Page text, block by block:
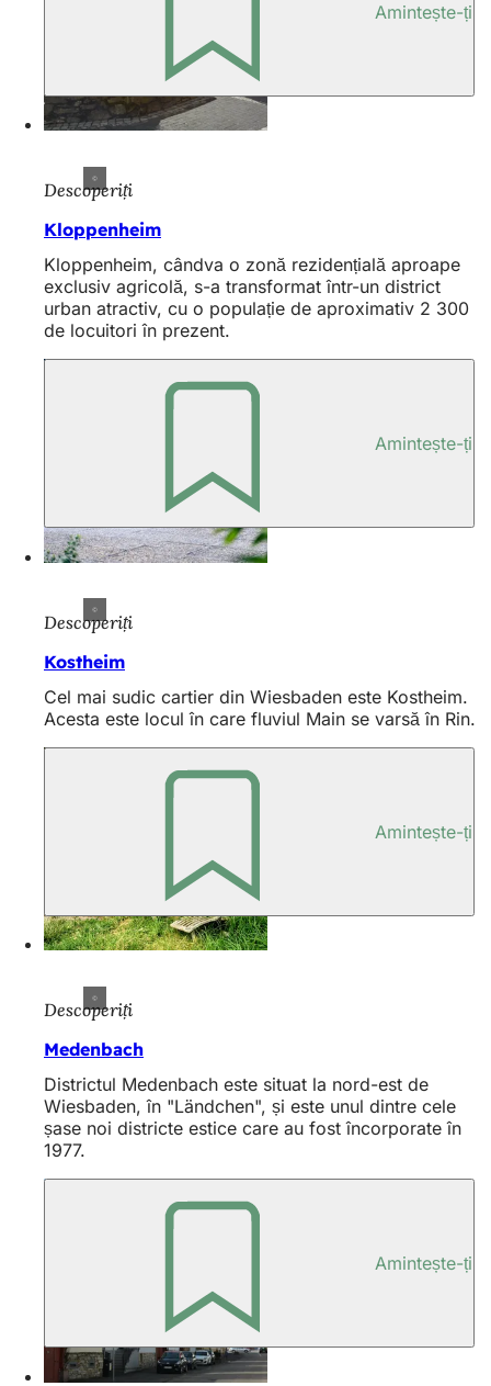
Amintește-ți
Descoperiți
Kloppenheim
Kloppenheim, cândva o zonă rezidențială aproape
exclusiv agricolă, s-a transformat într-un district
urban atractiv, cu o populație de aproximativ 2 300
de locuitori în prezent.
Amintește-ți
Descoperiți
Kostheim
Cel mai sudic cartier din Wiesbaden este Kostheim.
Acesta este locul în care fluviul Main se varsă în Rin.
Amintește-ți
Descoperiți
Medenbach
Districtul Medenbach este situat la nord-est de
Wiesbaden, în "Ländchen", și este unul dintre cele
șase noi districte estice care au fost încorporate în
1977.
Amintește-ți